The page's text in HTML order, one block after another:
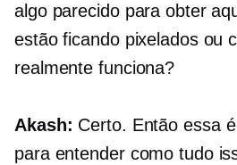
algo parecido para obter
estão ficando pixelados ou
realmente funciona?
Akash: Certo. Então essa
para entender como tudo